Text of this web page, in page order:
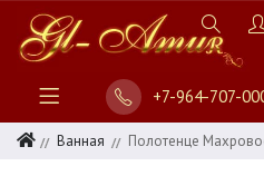
+7-964-707-
Ванная Полотенце